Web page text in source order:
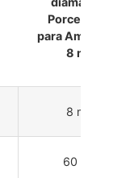
para
8 mm
8 mm
60 mm